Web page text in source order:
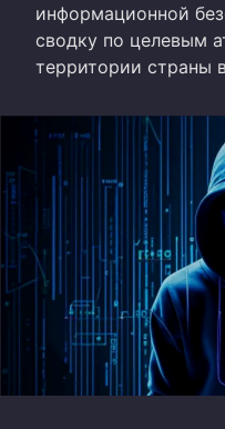
информационной
сводку по целевым
территории страны